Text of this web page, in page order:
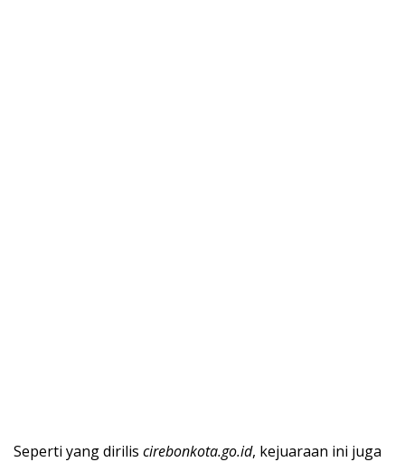
Seperti yang dirilis cirebonkota.go.id, kejuaraan ini juga